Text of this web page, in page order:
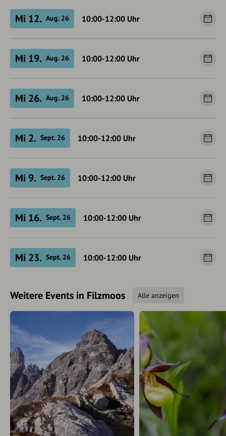
Mi 12. Aug. 26 10:00-12:00 Uhr
Mi 19. Aug. 26 10:00-12:00 Uhr
Mi 26. Aug. 26 10:00-12:00 Uhr
Mi 2. Sept. 26 10:00-12:00 Uhr
Mi 9. Sept. 26 10:00-12:00 Uhr
Mi 16. Sept. 26 10:00-12:00 Uhr
Mi 23. Sept. 26 10:00-12:00 Uhr
Weitere Events in Filzmoos Alle anzeigen